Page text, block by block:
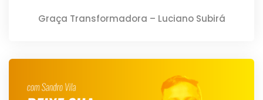
Graça Transformadora – Luciano Subirá